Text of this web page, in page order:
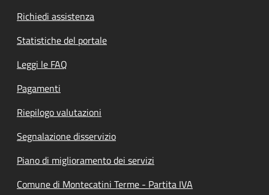
Richiedi assistenza
Statistiche del portale
Leggi le FAQ
Pagamenti
Riepilogo valutazioni
Segnalazione disservizio
Piano di miglioramento dei servizi
Comune di Montecatini Terme - Partita IVA